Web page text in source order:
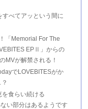
べてアッという間に
「Memorial For The
EPⅡ」からの
MVが解禁される！
でLOVEBITESがか
を食らい続ける
い部分はあるようです